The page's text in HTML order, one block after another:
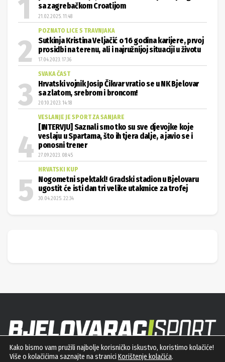
SVAKA ČAST
Hrvatski vojnik Josip Čikvar vratio se u NK Bjelovar
sa zlatom, srebrom i broncom!
20.10.2023. 14:18
VESLANJE JE SPORT ZA SANJARE
[INTERVJU] Saznali smo tko su sve djevojke koje
veslaju u Spartama, što ih tjera dalje, a javio se i
ponosni trener
27.09.2023. 08:45
HRVATSKI KUP
Nogometni spektakl! Gradski stadion u Bjelovaru
ugostit će isti dan tri velike utakmice za trofej
30.04.2025. 22:34
Prvi specijalizirani portal za županijski sport.
sport@bjelovarac.hr
ADRESA
Moslavačka 185, 43284 Hercegovac
Kako bismo vam pružili najbolje korisničko iskustvo, koristimo kolačiće!
Više o kolačićima saznajte na stranici Korištenje kolačića.